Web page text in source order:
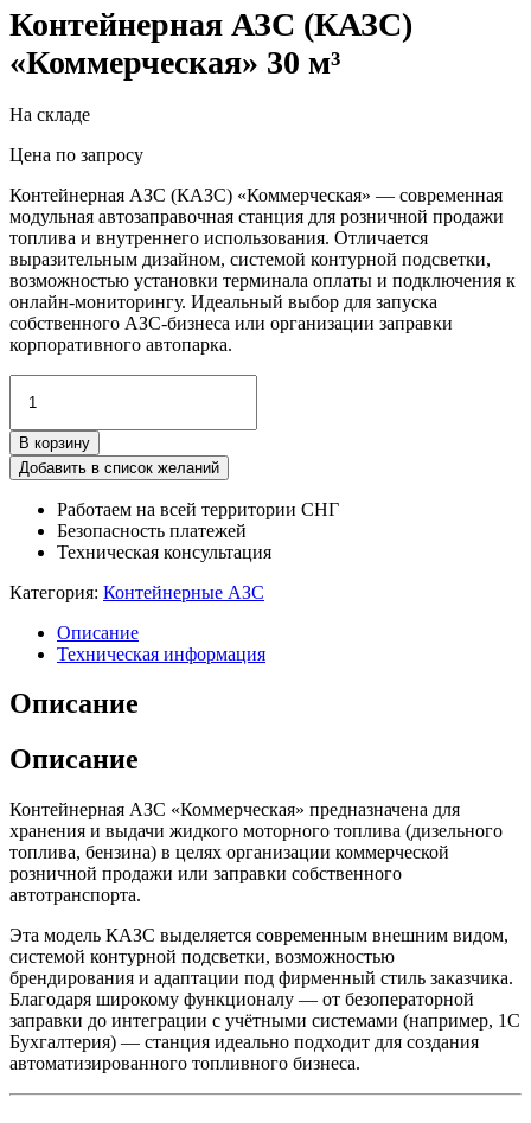
Контейнерная АЗС (КАЗС)
«Коммерческая» 30 м³
На складе
Цена по запросу
Контейнерная АЗС (КАЗС) «Коммерческая» — современная
модульная автозаправочная станция для розничной продажи
топлива и внутреннего использования. Отличается
выразительным дизайном, системой контурной подсветки,
возможностью установки терминала оплаты и подключения к
онлайн-мониторингу. Идеальный выбор для запуска
собственного АЗС-бизнеса или организации заправки
корпоративного автопарка.
товара
Контейнерная
АЗС
(КАЗС)
В корзину
Добавить в список желаний
Работаем на всей территории СНГ
Безопасность платежей
Техническая консультация
Категория: Контейнерные АЗС
Описание
Техническая информация
Описание
Описание
Контейнерная АЗС «Коммерческая» предназначена для
хранения и выдачи жидкого моторного топлива (дизельного
топлива, бензина) в целях организации коммерческой
розничной продажи или заправки собственного
автотранспорта.
Эта модель КАЗС выделяется современным внешним видом,
системой контурной подсветки, возможностью
брендирования и адаптации под фирменный стиль заказчика.
Благодаря широкому функционалу — от безоператорной
заправки до интеграции с учётными системами (например, 1С
Бухгалтерия) — станция идеально подходит для создания
автоматизированного топливного бизнеса.